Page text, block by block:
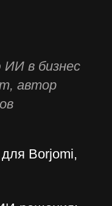
Каждое занятие